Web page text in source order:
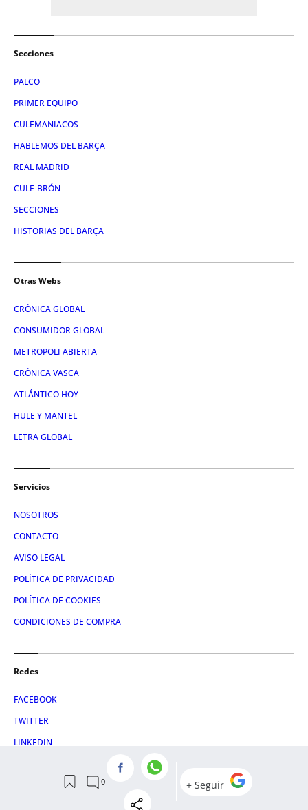
Secciones
PALCO
PRIMER EQUIPO
CULEMANIACOS
HABLEMOS DEL BARÇA
REAL MADRID
CULE-BRÓN
SECCIONES
HISTORIAS DEL BARÇA
Otras Webs
CRÓNICA GLOBAL
CONSUMIDOR GLOBAL
METROPOLI ABIERTA
CRÓNICA VASCA
ATLÁNTICO HOY
HULE Y MANTEL
LETRA GLOBAL
Servicios
NOSOTROS
CONTACTO
AVISO LEGAL
POLÍTICA DE PRIVACIDAD
POLÍTICA DE COOKIES
CONDICIONES DE COMPRA
Redes
FACEBOOK
TWITTER
LINKEDIN